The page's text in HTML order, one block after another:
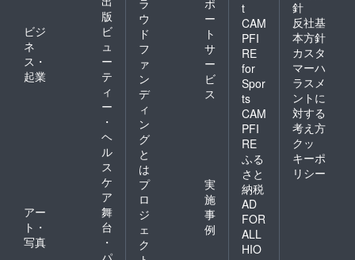
版
ビジ
ネ
ス・
起業
ビ
ュ
ー
テ
ィ
ー
・
ヘ
ル
ス
ケ
ア
アー
ト・
写真
舞
台
・
ラ
ウ
ド
フ
ァ
ン
デ
ィ
ン
グ
と
は
ポ
ー
ト
サ
ー
ビ
ス
プ
ロ
ジ
ェ
ク
実
施
事
例
t
CAM
PFI
RE
for
Spor
ts
CAM
PFI
RE
ふる
さと
納税
AD
FOR
ALL
HIO
針
反社基
本方針
カスタ
マーハ
ラスメ
ントに
対する
考え方
クッ
キーポ
リシー